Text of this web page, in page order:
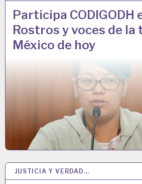
Participa CODIGODH
Rostros y voces de
México de hoy
JUSTICIA Y VERDAD…
26 JUN 2023